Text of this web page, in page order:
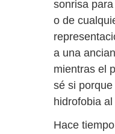
sonrisa
o de
a una
mientras el
sé si
hidrofobia
Hace